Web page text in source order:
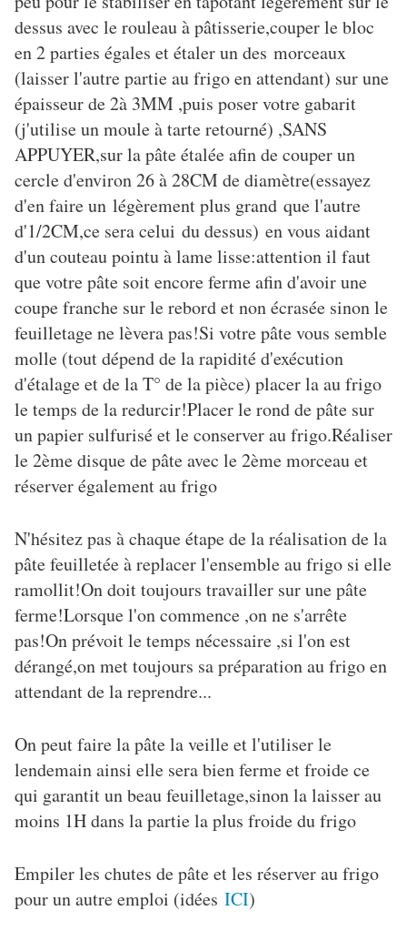
dessus avec le rouleau à pâtisserie,couper le bloc
en 2 parties égales et étaler un des morceaux
(laisser l'autre partie au frigo en attendant) sur une
épaisseur de 2à 3MM ,puis poser votre gabarit
(j'utilise un moule à tarte retourné) ,SANS
APPUYER,sur la pâte étalée afin de couper un
cercle d'environ 26 à 28CM de diamètre(essayez
d'en faire un légèrement plus grand que l'autre
d'1/2CM,ce sera celui du dessus) en vous aidant
d'un couteau pointu à lame lisse:attention il faut
que votre pâte soit encore ferme afin d'avoir une
coupe franche sur le rebord et non écrasée sinon le
feuilletage ne lèvera pas!Si votre pâte vous semble
molle (tout dépend de la rapidité d'exécution
d'étalage et de la T° de la pièce) placer la au frigo
le temps de la redurcir!Placer le rond de pâte sur
un papier sulfurisé et le conserver au frigo.Réaliser
le 2ème disque de pâte avec le 2ème morceau et
réserver également au frigo
N'hésitez pas à chaque étape de la réalisation de la
pâte feuilletée à replacer l'ensemble au frigo si elle
ramollit!On doit toujours travailler sur une pâte
ferme!Lorsque l'on commence ,on ne s'arrête
pas!On prévoit le temps nécessaire ,si l'on est
dérangé,on met toujours sa préparation au frigo en
attendant de la reprendre...
On peut faire la pâte la veille et l'utiliser le
lendemain ainsi elle sera bien ferme et froide ce
qui garantit un beau feuilletage,sinon la laisser au
moins 1H dans la partie la plus froide du frigo
Empiler les chutes de pâte et les réserver au frigo
pour un autre emploi (idées ICI)